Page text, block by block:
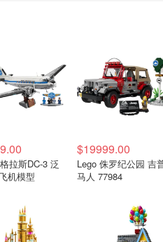
拉斯DC-3 泛
机模型
$19999.00
Lego 侏罗纪公园 吉
马人 77984